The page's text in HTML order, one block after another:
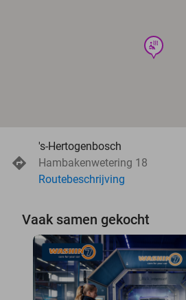
wellness
's-Hertogenbosch
Hambakenwetering 18
Routebeschrijving
Vaak samen gekocht